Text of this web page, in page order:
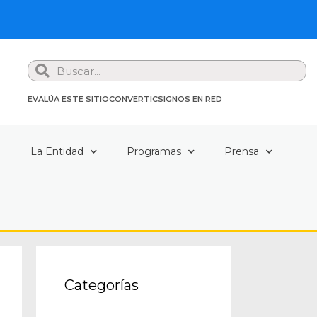
Search
EVALÚA ESTE SITIOCONVERTICSIGNOS EN RED
La Entidad Programas Prensa
Categorías